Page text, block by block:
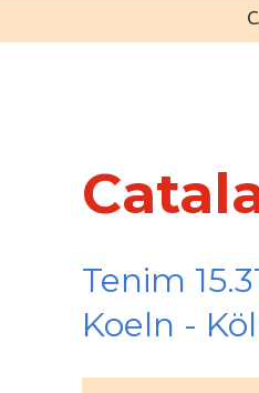
Tenim
Koeln -